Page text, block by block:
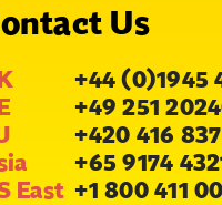
Us
+44 (0)1945
+49 251
+420 416
+65 9174
East +1 800 411